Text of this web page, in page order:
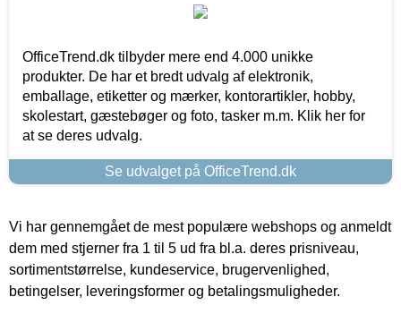
OfficeTrend.dk tilbyder mere end 4.000 unikke
produkter. De har et bredt udvalg af elektronik,
emballage, etiketter og mærker, kontorartikler, hobby,
skolestart, gæstebøger og foto, tasker m.m. Klik her for
at se deres udvalg.
Se udvalget på OfficeTrend.dk
Vi har gennemgået de mest populære webshops og anmeldt
dem med stjerner fra 1 til 5 ud fra bl.a. deres prisniveau,
sortimentstørrelse, kundeservice, brugervenlighed,
betingelser, leveringsformer og betalingsmuligheder.